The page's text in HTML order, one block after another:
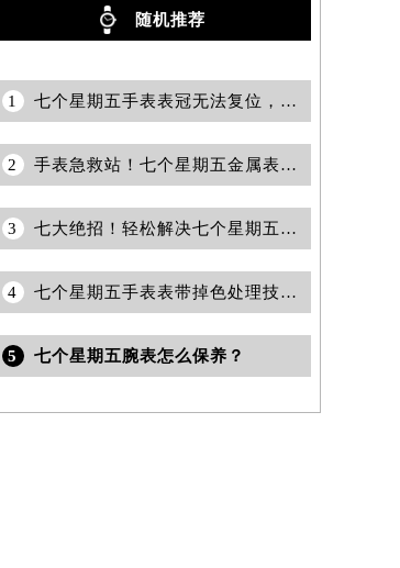
随机推荐
1 七个星期五手表表冠无法复位，轻松解决方法在这里
2 手表急救站！七个星期五金属表带意外断裂？别慌！这里有超实用修复指南
3 七大绝招！轻松解决七个星期五手表日历走慢烦恼
4 七个星期五手表表带掉色处理技巧详解
5 七个星期五腕表怎么保养？